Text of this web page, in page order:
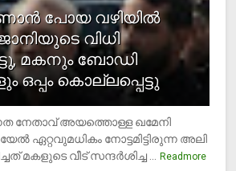
പോയ വഴിയില്‍
വിധി
മകനും ബോഡി
കൊല്ലപ്പെട്ടു
നേതാവ് അയത്തൊള്ള ഖമേനി
ഏറ്റവുമധികം നോട്ടമിട്ടിരുന്ന അലി
മകളുടെ വീട് സന്ദര്‍ശിച്ച ...
Readmore